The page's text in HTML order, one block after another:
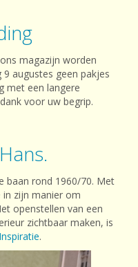
magazijn worden
augustes geen pakjes
met een langere
voor uw begrip.
baan rond 1960/70. Met
zijn manier om
openstellen van een
zichtbaar maken, is
.